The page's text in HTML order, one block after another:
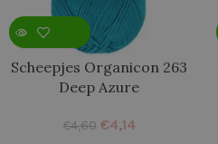
Scheepjes Organicon 263
Deep Azure
€4,60 €4,14